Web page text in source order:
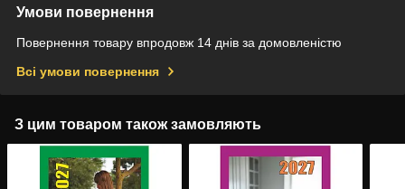
Умови повернення
Повернення товару впродовж 14 днів за домовленістю
Всі умови повернення
З цим товаром також замовляють